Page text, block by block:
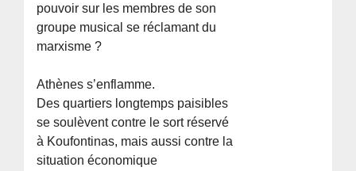
pouvoir sur les membres de son
groupe musical se réclamant du
marxisme ?
Athènes s’enflamme.
Des quartiers longtemps paisibles
se soulèvent contre le sort réservé
à Koufontinas, mais aussi contre la
situation économique